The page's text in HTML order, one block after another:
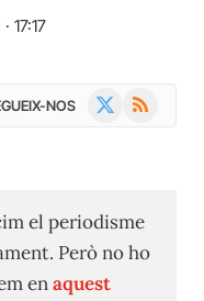
17:17
NOS RSS
el periodisme
Però no ho
enaquest